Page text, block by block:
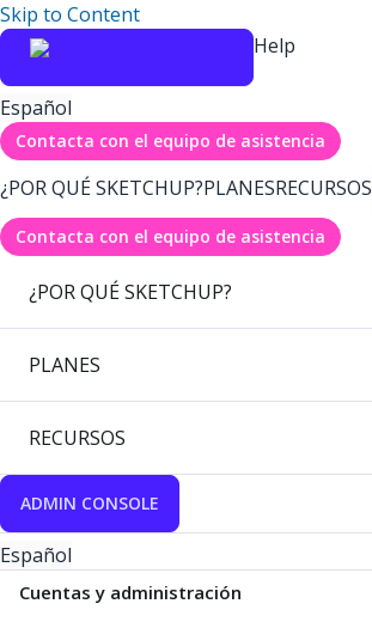
Skip to Content
Help
Español
Contacta con el equipo de asistencia
¿POR QUÉ SKETCHUP?PLANESRECURSOS
Contacta con el equipo de asistencia
¿POR QUÉ SKETCHUP?
PLANES
RECURSOS
ADMIN CONSOLE
Español
Cuentas y administración